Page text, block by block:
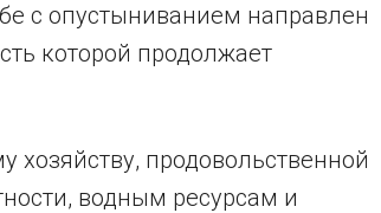
с опустыниванием направлен
которой продолжает
продовольственной
водным ресурсам и